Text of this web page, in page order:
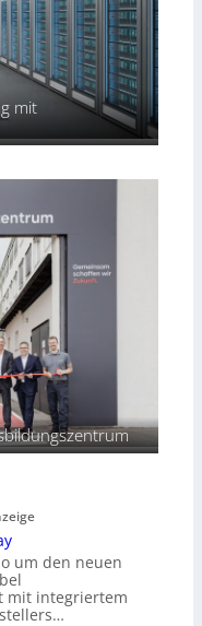
mit
um den neuen
mit integriertem